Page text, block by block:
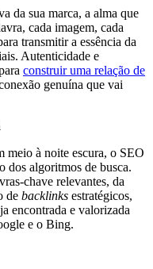
da sua marca, a alma que
cada imagem, cada
transmitir a essência da
Autenticidade e
construir uma relação de
genuína que vai
meio à noite escura, o SEO
dos algoritmos de busca.
chave relevantes, da
de backlinks estratégicos,
encontrada e valorizada
e o Bing.